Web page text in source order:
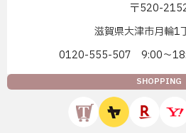
〒520-
滋賀県大津市月輪1
0120-555-507 9:00〜
SHOPPING